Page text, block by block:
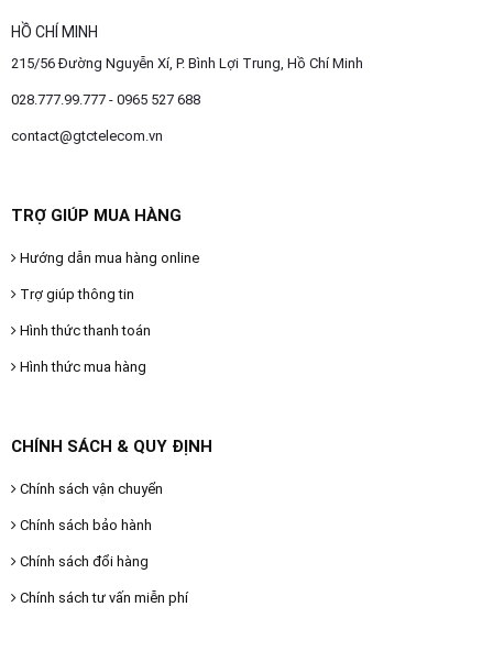
HỒ CHÍ MINH
215/56 Đường Nguyễn Xí, P. Bình Lợi Trung, Hồ Chí Minh
028.777.99.777 - 0965 527 688
contact@gtctelecom.vn
TRỢ GIÚP MUA HÀNG
Hướng dẫn mua hàng online
Trợ giúp thông tin
Hình thức thanh toán
Hình thức mua hàng
CHÍNH SÁCH & QUY ĐỊNH
Chính sách vận chuyển
Chính sách bảo hành
Chính sách đổi hàng
Chính sách tư vấn miễn phí